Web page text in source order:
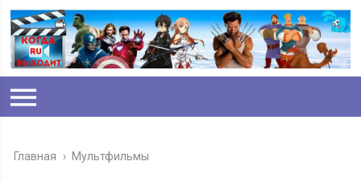
Главная › Мультфильмы